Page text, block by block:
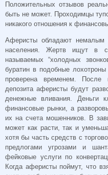
Положительных отзывов
быть не может. Проходимцы
никакого отношения к
Аферисты обладают немалым
населения. Жертв ищут в
называемых “холодных
буратин в подобные
проверена временем. После
депозита аферисты будут
денежные вливания. Деньги
финансовые рынки, а
их на счета мошенников. В
может как расти, так и
хотя бы часть средств с
предлогами угрозами и
фейковые услуги по
Когда аферисты поймут, что